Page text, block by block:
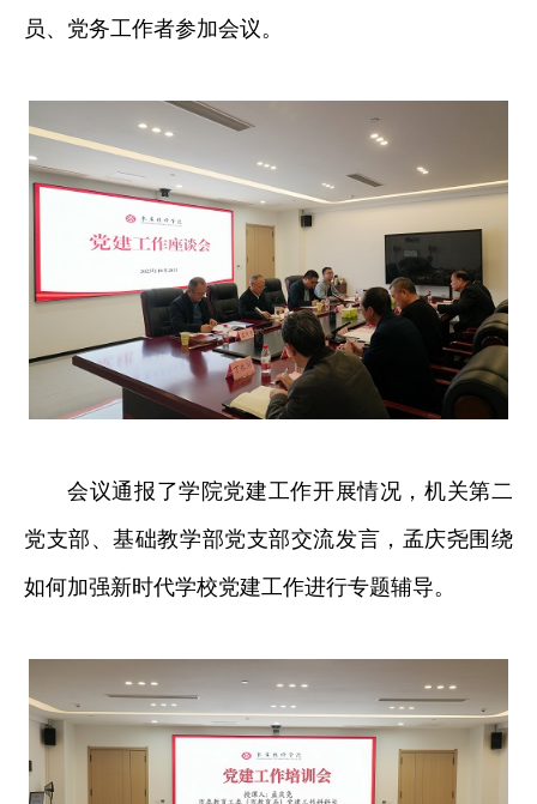
员、党务工作者参加会议。
会议通报了学院党建工作开展情况，机关第二
党支部、基础教学部党支部交流发言，孟庆尧围绕
如何加强新时代学校党建工作进行专题辅导。